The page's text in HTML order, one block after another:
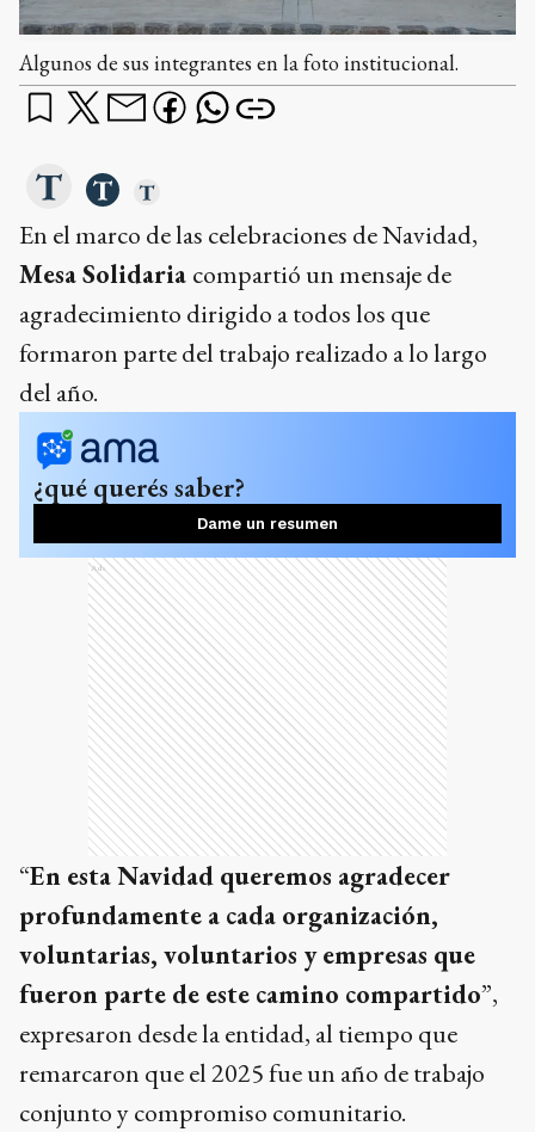
Algunos de sus integrantes en la foto institucional.
En el marco de las celebraciones de Navidad,
Mesa Solidaria compartió un mensaje de
agradecimiento dirigido a todos los que
formaron parte del trabajo realizado a lo largo
del año.
¿qué querés saber?
Dame un resumen
Ads
“En esta Navidad queremos agradecer
profundamente a cada organización,
voluntarias, voluntarios y empresas que
fueron parte de este camino compartido”,
expresaron desde la entidad, al tiempo que
remarcaron que el 2025 fue un año de trabajo
conjunto y compromiso comunitario.